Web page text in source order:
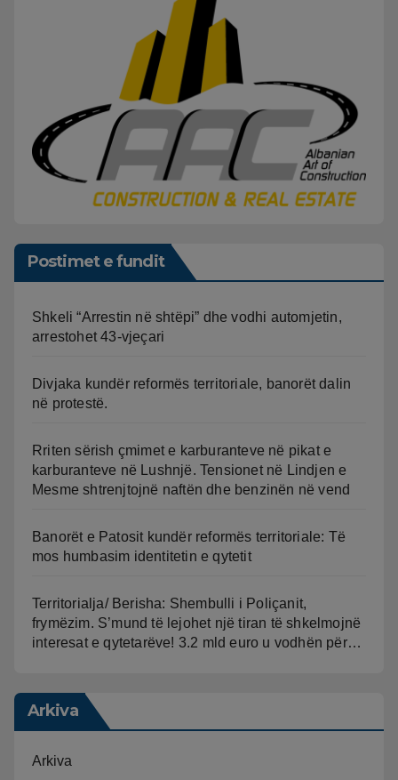
Postimet e fundit
Shkeli “Arrestin në shtëpi” dhe vodhi automjetin,
arrestohet 43-vjeçari
Divjaka kundër reformës territoriale, banorët dalin
në protestë.
Rriten sërish çmimet e karburanteve në pikat e
karburanteve në Lushnjë. Tensionet në Lindjen e
Mesme shtrenjtojnë naftën dhe benzinën në vend
Banorët e Patosit kundër reformës territoriale: Të
mos humbasim identitetin e qytetit
Territorialja/ Berisha: Shembulli i Poliçanit,
frymëzim. S’mund të lejohet një tiran të shkelmojnë
interesat e qytetarëve! 3.2 mld euro u vodhën për…
Arkiva
Arkiva